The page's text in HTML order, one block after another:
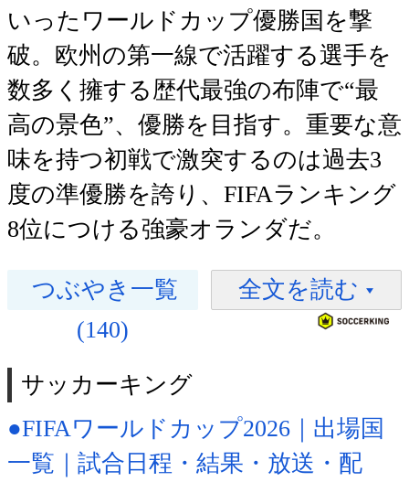
いったワールドカップ優勝国を撃
破。欧州の第一線で活躍する選手を
数多く擁する歴代最強の布陣で“最
高の景色”、優勝を目指す。重要な意
味を持つ初戦で激突するのは過去3
度の準優勝を誇り、FIFAランキング
8位につける強豪オランダだ。
つぶやき一覧
(140)
全文を読む
サッカーキング
●FIFAワールドカップ2026｜出場国
一覧｜試合日程・結果・放送・配